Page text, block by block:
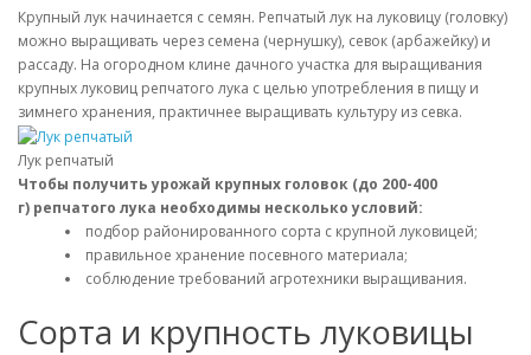
Крупный лук начинается с семян. Репчатый лук на луковицу (головку)
можно выращивать через семена (чернушку), севок (арбажейку) и
рассаду. На огородном клине дачного участка для выращивания
крупных луковиц репчатого лука с целью употребления в пищу и
зимнего хранения, практичнее выращивать культуру из севка.
Лук репчатый
Чтобы получить урожай крупных головок (до 200-400
г) репчатого лука необходимы несколько условий:
подбор районированного сорта с крупной луковицей;
правильное хранение посевного материала;
соблюдение требований агротехники выращивания.
Сорта и крупность луковицы